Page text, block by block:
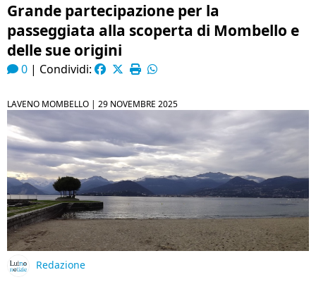
Grande partecipazione per la
passeggiata alla scoperta di Mombello e
delle sue origini
0 | Condividi:
LAVENO MOMBELLO | 29 NOVEMBRE 2025
Redazione